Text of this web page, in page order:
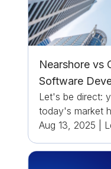
Nearshore vs
Software
Let's be direct:
today's market
Aug 13, 2025